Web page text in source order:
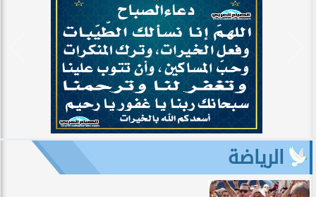
الرياضة